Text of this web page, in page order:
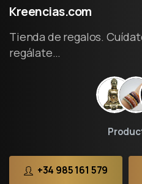
Kreencias.com
Tienda de regalos.
regálate…
+34 985 161 579